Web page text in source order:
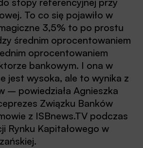
To co się pojawiło w
3,5% to po prostu
średnim oprocentowaniem
oprocentowaniem
bankowym. I ona w
jest wysoka, ale to wynika z
– powiedziała Agnieszka
Związku Banków
z ISBnews.TV podczas
Rynku Kapitałowego w